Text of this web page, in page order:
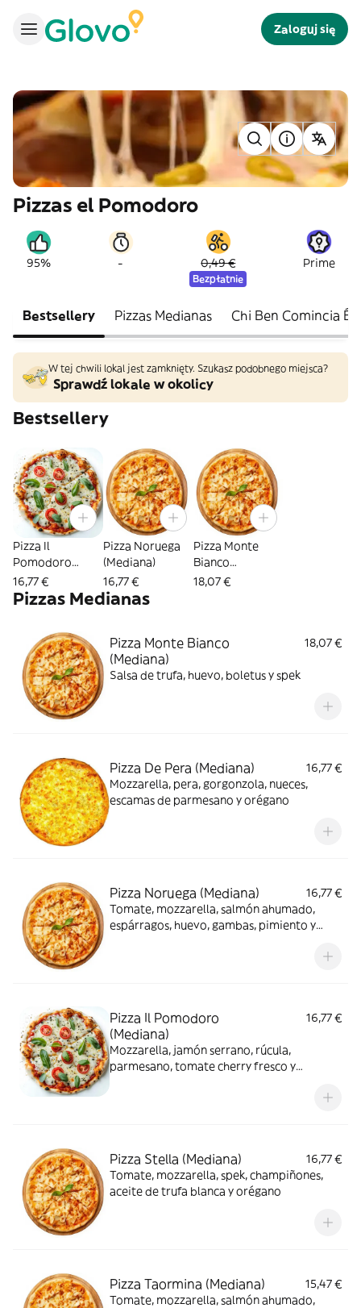
Zaloguj się
Pizzas el Pomodoro
95% - 0,49 €
Bezpłatnie
Prime
Bestsellery Pizzas Medianas Chi Ben Comincia É
W tej chwili lokal jest zamknięty. Szukasz podobnego miejsca?
Sprawdź lokale w okolicy
Bestsellery
Pizza Il
Pomodoro
(Mediana)
16,77 €
Pizza Noruega
(Mediana)
16,77 €
Pizza Monte
Bianco
(Mediana)
18,07 €
Pizzas Medianas
Pizza Monte Bianco
(Mediana)
18,07 €
Salsa de trufa, huevo, boletus y spek
Pizza De Pera (Mediana)
16,77 €
Mozzarella, pera, gorgonzola, nueces,
escamas de parmesano y orégano
Pizza Noruega (Mediana)
16,77 €
Tomate, mozzarella, salmón ahumado,
espárragos, huevo, gambas, pimiento y
Pizza Il Pomodoro
(Mediana)
16,77 €
Mozzarella, jamón serrano, rúcula,
parmesano, tomate cherry fresco y
Pizza Stella (Mediana)
16,77 €
Tomate, mozzarella, spek, champiñones,
aceite de trufa blanca y orégano
Pizza Taormina (Mediana)
15,47 €
Tomate, mozzarella, salmón ahumado,